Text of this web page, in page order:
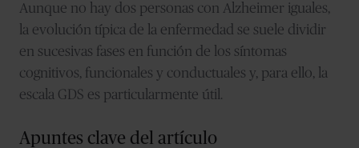
Aunque no hay dos personas con Alzheimer iguales,
la evolución típica de la enfermedad se suele dividir
en sucesivas fases en función de los síntomas
cognitivos, funcionales y conductuales y, para ello, la
escala GDS es particularmente útil.
Apuntes clave del artículo